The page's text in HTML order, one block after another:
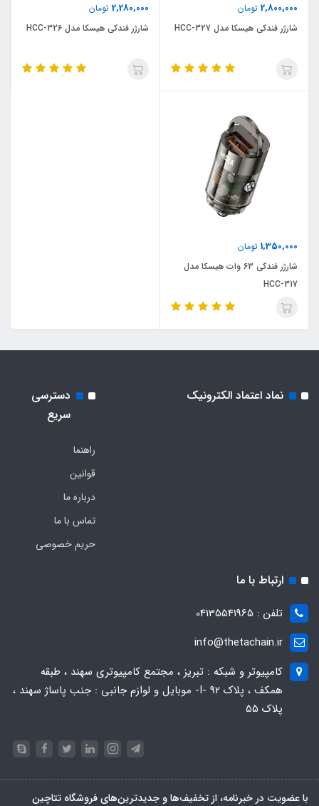
2,800,000 تومان
شارژر فندکی هیسکا مدل HCC-327
2,280,000 تومان
شارژر فندکی هیسکا مدل HCC-326
1,350,000 تومان
شارژر فندکی 63 وات هیسکا مدل
HCC-317
نماد اعتماد الکترونیک
دسترسی
سریع
راهنما
قوانین
درباره ما
تماس با ما
حریم خصوصی
ارتباط با ما
تلفن : 04135541965
info@thetachain.ir
کامپیوتر و شبکه : تبریز ، مجتمع کامپیوتری سهند ، طبقه
همکف ، پلاک 92 -I- موبایل و لوازم جانبی : جنب پاساژ سهند ،
پلاک 55
با عضویت در خبرنامه، از تخفیف‌ها و جدیدترین‌های فروشگاه تتاچین